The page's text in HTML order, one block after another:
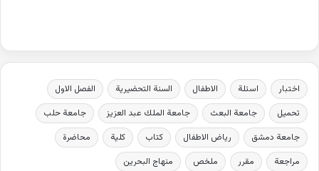
اختبار اسئلة الاطفال السنة التحضيرية
الفصل الاول
تحميل
جامعة البعث جامعة الملك عبد العزيز
جامعة حلب
جامعة دمشق
رياض الاطفال كتاب كلية
محاضرة
مراجعة
مقرر ملخص منهاج البحرين